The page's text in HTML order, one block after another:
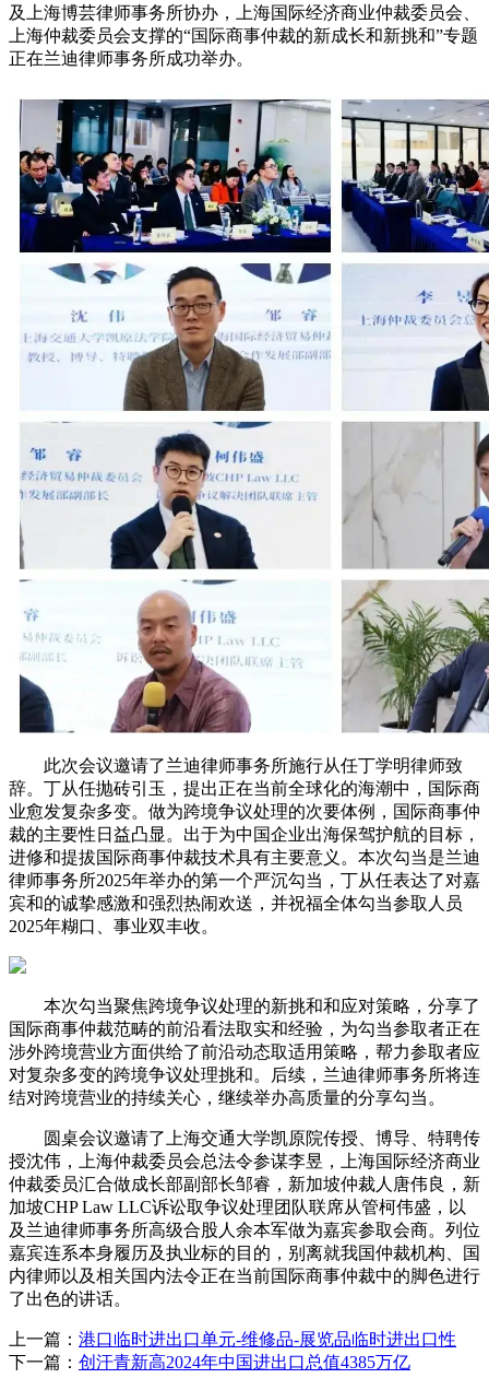
及上海博芸律师事务所协办，上海国际经济商业仲裁委员会、
上海仲裁委员会支撑的“国际商事仲裁的新成长和新挑和”专题
正在兰迪律师事务所成功举办。
此次会议邀请了兰迪律师事务所施行从任丁学明律师致
辞。丁从任抛砖引玉，提出正在当前全球化的海潮中，国际商
业愈发复杂多变。做为跨境争议处理的次要体例，国际商事仲
裁的主要性日益凸显。出于为中国企业出海保驾护航的目标，
进修和提拔国际商事仲裁技术具有主要意义。本次勾当是兰迪
律师事务所2025年举办的第一个严沉勾当，丁从任表达了对嘉
宾和的诚挚感激和强烈热闹欢送，并祝福全体勾当参取人员
2025年糊口、事业双丰收。
本次勾当聚焦跨境争议处理的新挑和和应对策略，分享了
国际商事仲裁范畴的前沿看法取实和经验，为勾当参取者正在
涉外跨境营业方面供给了前沿动态取适用策略，帮力参取者应
对复杂多变的跨境争议处理挑和。后续，兰迪律师事务所将连
结对跨境营业的持续关心，继续举办高质量的分享勾当。
圆桌会议邀请了上海交通大学凯原院传授、博导、特聘传
授沈伟，上海仲裁委员会总法令参谋李昱，上海国际经济商业
仲裁委员汇合做成长部副部长邹睿，新加坡仲裁人唐伟良，新
加坡CHP Law LLC诉讼取争议处理团队联席从管柯伟盛，以
及兰迪律师事务所高级合股人余本军做为嘉宾参取会商。列位
嘉宾连系本身履历及执业标的目的，别离就我国仲裁机构、国
内律师以及相关国内法令正在当前国际商事仲裁中的脚色进行
了出色的讲话。
上一篇： 港口临时进出口单元-维修品-展览品临时进出口性
下一篇： 创汗青新高2024年中国进出口总值4385万亿